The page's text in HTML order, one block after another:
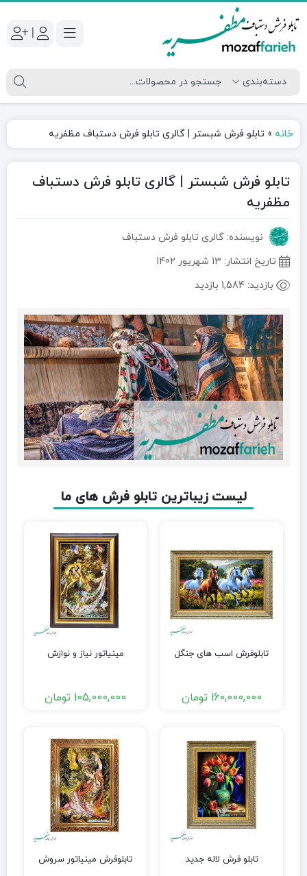
|
خانه » تابلو فرش شبستر | گالری تابلو فرش دستباف مظفریه
تابلو فرش شبستر | گالری تابلو فرش دستباف
مظفریه
نویسنده: گالری تابلو فرش دستباف
تاریخ انتشار: 13 شهریور 1402
بازدید: 1,584 بازدید
لیست زیباترین تابلو فرش های ما
تابلوفرش اسب های جنگل
160,000,000 تومان
مینیاتور نیاز و نوازش
105,000,000 تومان
تابلو فرش لاله جدید تابلوفرش مینیاتور سروش